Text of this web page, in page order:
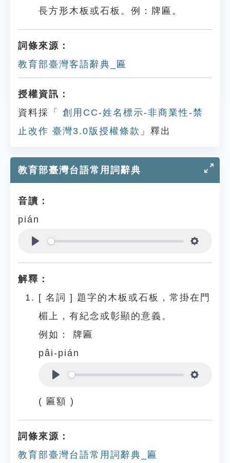
長方形木板或石板。例：牌匾。
詞條來源：
教育部臺灣客語辭典_匾
授權資訊：
資料採「
創用CC-姓名標示-非商業性-禁
止改作 臺灣3.0版授權條款 」釋出
教育部臺灣台語常用詞辭典
音讀：
pián
解釋：
[ 名詞 ] 題字的木板或石板，常掛在門
楣上，有紀念或彰顯的意義。
例如：
牌匾
pâi-pián
( 匾額 )
詞條來源：
教育部臺灣台語常用詞辭典_匾